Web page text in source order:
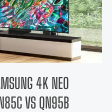
4K NEO
VS QN95B